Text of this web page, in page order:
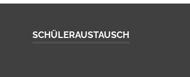
SCHÜLERAUSTAUSCH